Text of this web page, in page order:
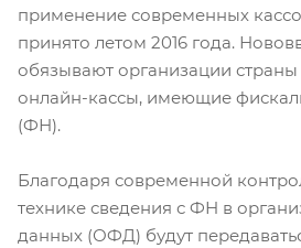
применение современных
принято летом 2016 года.
обязывают организации страны
онлайн-кассы, имеющие
(ФН).
Благодаря современной
технике сведения с ФН в
данных (ОФД) будут